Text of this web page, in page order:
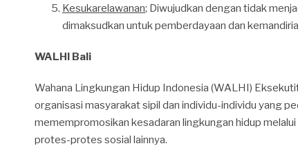
Kesukarelawanan; Diwujudkan dengan tidak
dimaksudkan untuk pemberdayaan dan
WALHI Bali
Wahana Lingkungan Hidup Indonesia (WALHI)
organisasi masyarakat sipil dan individu-individu yang
memempromosikan kesadaran lingkungan hidup
protes-protes sosial lainnya.